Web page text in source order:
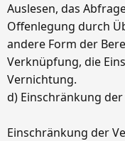
Auslesen, das
Offenlegung durch
andere Form der
Verknüpfung, die
Vernichtung.
d) Einschränkung
Einschränkung der